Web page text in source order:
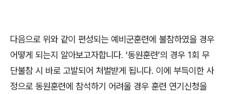
다음으로 위와 같이 편성되는 예비군훈련에 불참하였을 경우
어떻게 되는지 알아보고자합니다. ‘동원훈련’의 경우 1회 무
단불참 시 바로 고발되어 처벌받게 됩니다. 이에 부득이한 사
정으로 동원훈련에 참석하기 어려울 경우 훈련 연기신청을